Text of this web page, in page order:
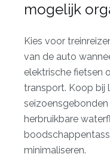
mogelijk
Kies voor
van de auto
elektrische fietsen
transport. Koop bij
herbruikbare
minimaliseren.